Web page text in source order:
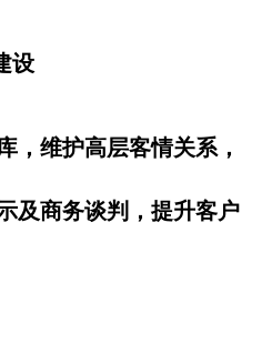
设
，维护高层客情关系，
及商务谈判，提升客户